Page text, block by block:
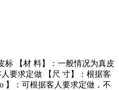
标 【材 料】：一般情况为真皮
要求定做 【尺 寸】：根据客
】：可根据客人要求定做，不